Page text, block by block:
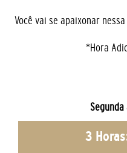
Você vai se apaixonar
*Hora
3